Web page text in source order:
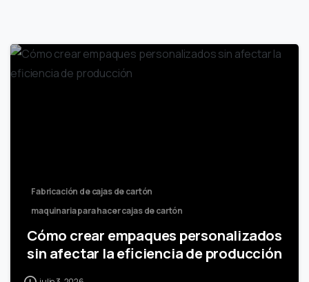
Fabricación de cajas de cartón
maquinaria para hacer cajas de cartón
Cómo crear empaques personalizados
sin afectar la eficiencia de producción